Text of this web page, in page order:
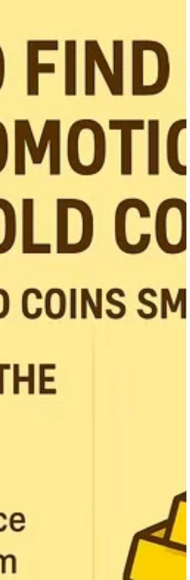
受欢迎？ 我们先简单回顾一下银币作为投资和收藏
品的魅力： ✅ 银币的优势 相较黄金价格更亲民，
槛低 在全球范围内被广泛交易，流动性强 某些银币
具有法定货币价值 具备历史与艺术价值，深受收藏
者青睐 可作为通胀对冲手段和实物资产配置方式 正
因如此，银币在日本也逐渐成为仅次于金币的热门
具有可信度 查看其营业历史、用户评价（如
Google 评论、社交媒体口碑）等。 2. 是否提供带
鉴定证书的银币 经由 PCGS 或 NGC 等第三方权威
机构评级的银币，在真伪与品相方面更有保障。 3.
是否提供回购